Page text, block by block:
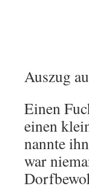
Auszug
Einen
einen
nannte
war